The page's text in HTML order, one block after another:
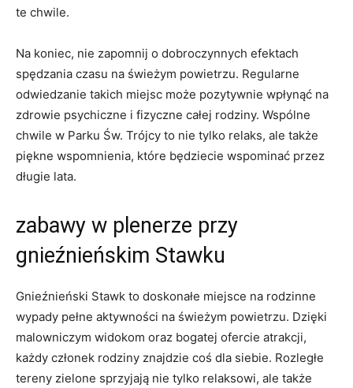
te chwile.
Na koniec, nie zapomnij o dobroczynnych efektach
spędzania czasu na‍ świeżym powietrzu.​ Regularne
odwiedzanie ⁢takich‍ miejsc ​może pozytywnie wpłynąć na
zdrowie ‌psychiczne i fizyczne ⁢całej rodziny. Wspólne
chwile⁣ w Parku‌ Św.​ Trójcy to nie tylko relaks, ⁢ale także
piękne wspomnienia, które będziecie wspominać przez
⁢długie ⁣lata.
zabawy w plenerze⁤ przy
gnieźnieńskim Stawku
Gnieźnieński Stawk to doskonałe miejsce na rodzinne
wypady⁤ pełne‌ aktywności ⁢na świeżym powietrzu. ⁢Dzięki
malowniczym‍ widokom oraz⁢ bogatej ofercie atrakcji,​
każdy członek rodziny‍ znajdzie coś ‍dla siebie. Rozległe
tereny zielone ‍sprzyjają nie tylko relaksowi,⁣ ale także